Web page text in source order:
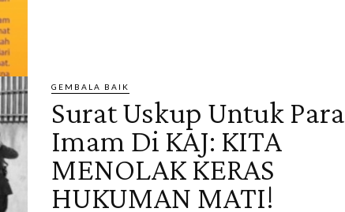
GEMBALA BAIK
Surat Uskup Untuk Para
Imam Di KAJ: KITA
MENOLAK KERAS
HUKUMAN MATI!